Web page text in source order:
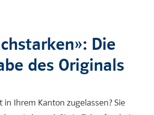
Die
des Originals
in Ihrem Kanton zugelassen? Sie